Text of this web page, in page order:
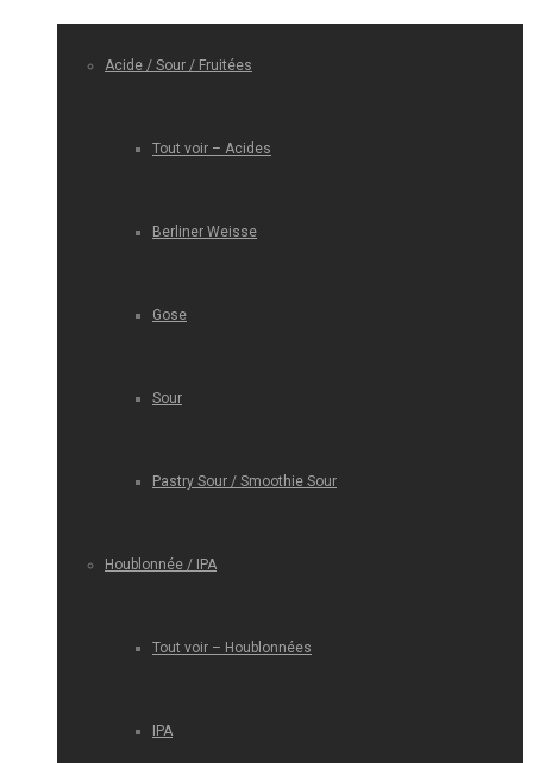
Acide / Sour / Fruitées
Tout voir – Acides
Berliner Weisse
Gose
Sour
Pastry Sour / Smoothie Sour
Houblonnée / IPA
Tout voir – Houblonnées
IPA